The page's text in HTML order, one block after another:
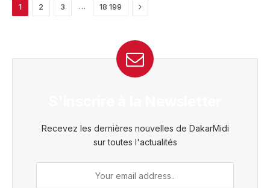
1 2 3 … 18 199 Next
Recevez les dernières nouvelles de DakarMidi
sur toutes l'actualités